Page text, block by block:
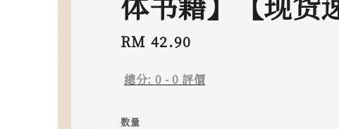
Regular
RM 42.90
總分: 0 -0 評價
数量